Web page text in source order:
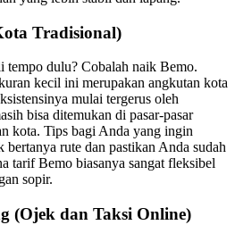
Tradisional)
tempo dulu? Cobalah naik Bemo.
kecil ini merupakan angkutan kota
mulai tergerus oleh
bisa ditemukan di pasar-pasar
kota. Tips bagi Anda yang ingin
bertanya rute dan pastikan Anda sudah
tarif Bemo biasanya sangat fleksibel
sopir.
(Ojek dan Taksi Online)